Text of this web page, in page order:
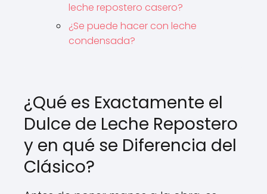
leche repostero casero?
¿Se puede hacer con leche
condensada?
¿Qué es Exactamente el
Dulce de Leche Repostero
y en qué se Diferencia del
Clásico?